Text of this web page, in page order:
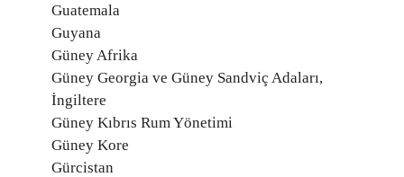
Guatemala
Guyana
Güney Afrika
Güney Georgia ve Güney Sandviç Adaları,
İngiltere
Güney Kıbrıs Rum Yönetimi
Güney Kore
Gürcistan